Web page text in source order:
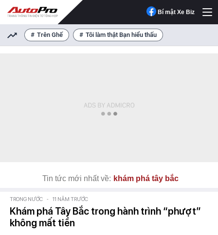
Bí mật Xe Biz
Trên Ghế Tôi làm thật Bạn hiểu thấu
Tin tức mới nhất về: khám phá tây bắc
TRONG NƯỚC - 11 NĂM TRƯỚC
Khám phá Tây Bắc trong hành trình “phượt”
không mất tiền